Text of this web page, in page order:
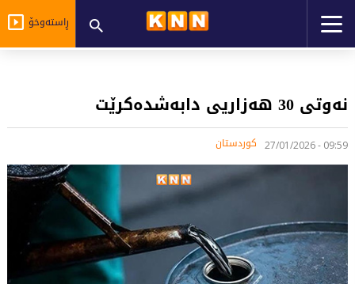
ڕاستەوخۆ
نەوتی 30 هەزاریی دابەشدەکرێت
09:59 - 27/01/2026 کوردستان